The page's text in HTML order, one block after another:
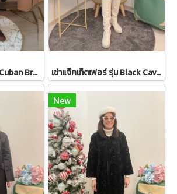
เช่าเสื้อโค้ทผู้ชาย รุ่น Cuban Brown Sand Double Breasted Coat 2107GCL1133FABR1 เช่าแจ็คเก็ตเฟอร์ รุ่น Black Cavernous Fur Jacket 2111GCF1779FABK1
New